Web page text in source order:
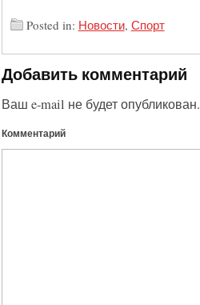
Posted in: Новости, Спорт
Добавить комментарий
Ваш e-mail не будет опубликован.
Комментарий